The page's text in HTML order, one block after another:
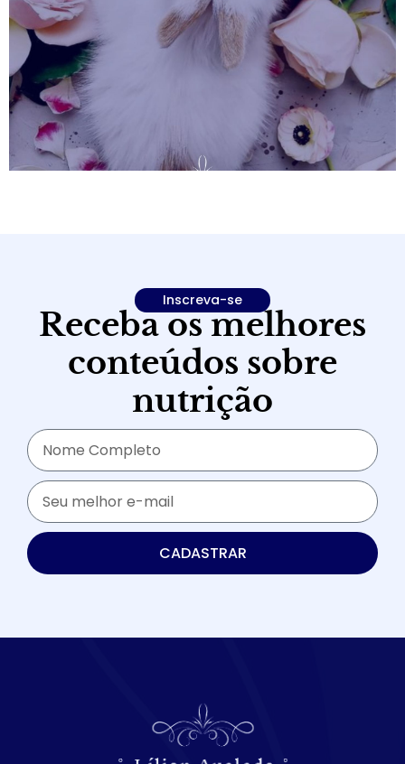
BAIXAR
Inscreva-se
Receba os melhores
conteúdos sobre
nutrição
CADASTRAR